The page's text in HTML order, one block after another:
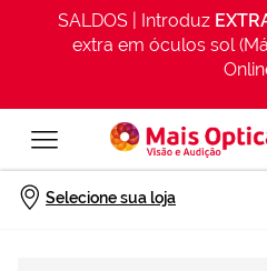
SALDOS | Introduz
extra em óculos sol
Selecione sua loja
Início Óculos Sol